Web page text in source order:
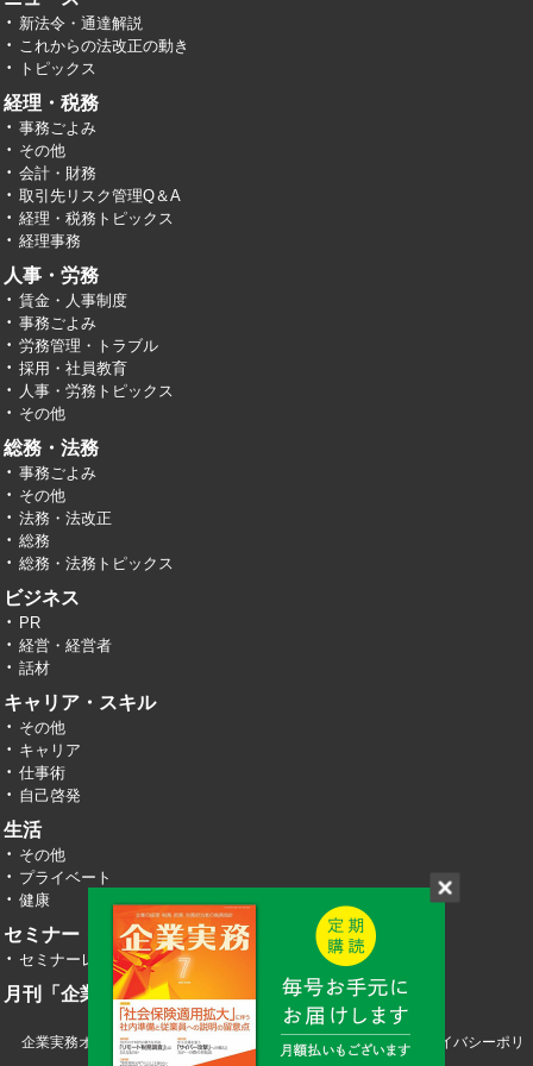
新法令・通達解説
これからの法改正の動き
トピックス
経理・税務
事務ごよみ
その他
会計・財務
取引先リスク管理Q＆A
経理・税務トピックス
経理事務
人事・労務
賃金・人事制度
事務ごよみ
労務管理・トラブル
採用・社員教育
人事・労務トピックス
その他
総務・法務
事務ごよみ
その他
法務・法改正
総務
総務・法務トピックス
ビジネス
PR
経営・経営者
話材
キャリア・スキル
その他
キャリア
仕事術
自己啓発
生活
その他
プライベート
健康
セミナー・イベント
セミナーレポート
月刊「企業実務」
企業実務オンライン TOP 運営会社 お問い合わせ
プライバシーポリ